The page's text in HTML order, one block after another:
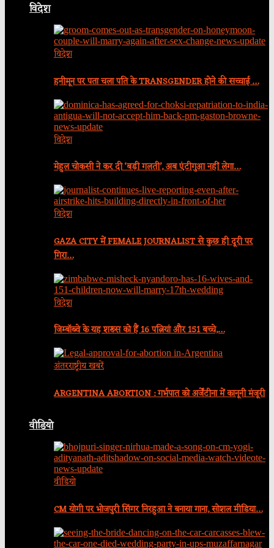
विदेश
विदेश
हनीमून पर पता चला पति के TRANSGENDER होने की सच्चाई …
विदेश
मेहुल चोकसी ने कर दी ‘बड़ी गलती’, अब एंटीगुआ नहीं लेगा…
विदेश
GAZA CITY में FEMALE JOURNALIST से कुछ ही दूरी पर
गिरा…
विदेश
जिम्बॉब्वे के यह शख्स को हैं 16 पत्नियां और 151 बच्चे,…
अंतरराष्ट्रीय खबरें
ARGENTINA ABORTION : गर्भपात को अर्जेंटीना में कानूनी मंजूरी
वीडियो
वीडियो
CM योगी पर भोजपुरी सिंगर निरहुआ ने बनाया गाना, सोशल मीडिया…